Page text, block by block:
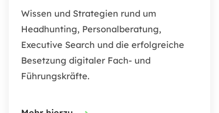
Wissen und Strategien rund um
Headhunting, Personalberatung,
Executive Search und die erfolgreiche
Besetzung digitaler Fach- und
Führungskräfte.